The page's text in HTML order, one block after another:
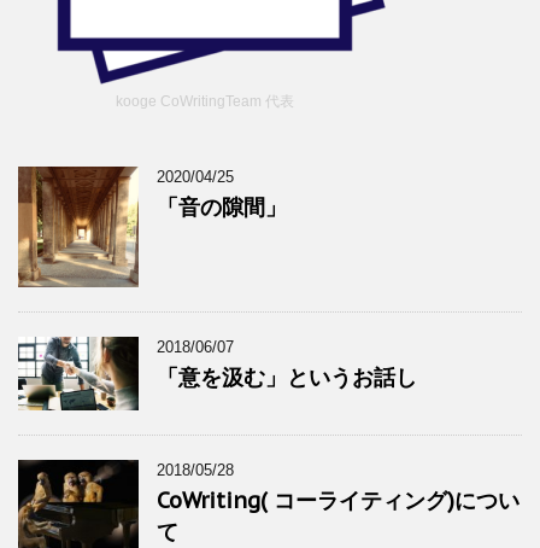
kooge CoWritingTeam 代表
2020/04/25
「音の隙間」
2018/06/07
「意を汲む」というお話し
2018/05/28
CoWriting( コーライティング)につい
て